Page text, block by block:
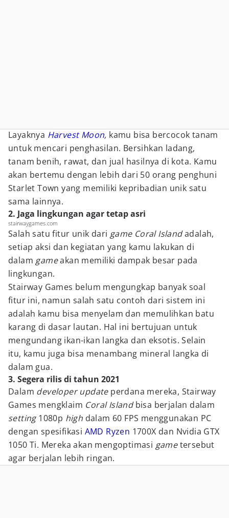
Layaknya Harvest Moon, kamu bisa bercocok tanam
untuk mencari penghasilan. Bersihkan ladang,
tanam benih, rawat, dan jual hasilnya di kota. Kamu
akan bertemu dengan lebih dari 50 orang penghuni
Starlet Town yang memiliki kepribadian unik satu
sama lainnya.
2. Jaga lingkungan agar tetap asri
stairwaygames.com
Salah satu fitur unik dari game Coral Islandadalah,
setiap aksi dan kegiatan yang kamu lakukan di
dalam gameakan memiliki dampak besar pada
lingkungan.
Stairway Games belum mengungkap banyak soal
fitur ini, namun salah satu contoh dari sistem ini
adalah kamu bisa menyelam dan memulihkan batu
karang di dasar lautan. Hal ini bertujuan untuk
mengundang ikan-ikan langka dan eksotis. Selain
itu, kamu juga bisa menambang mineral langka di
dalam gua.
3. Segera rilis di tahun 2021
Dalam developer updateperdana mereka, Stairway
Games mengklaim Coral Islandbisa berjalan dalam
setting1080p high dalam 60 FPS menggunakan PC
dengan spesifikasi AMD Ryzen 1700X dan Nvidia GTX
1050 Ti. Mereka akan mengoptimasi gametersebut
agar berjalan lebih ringan.